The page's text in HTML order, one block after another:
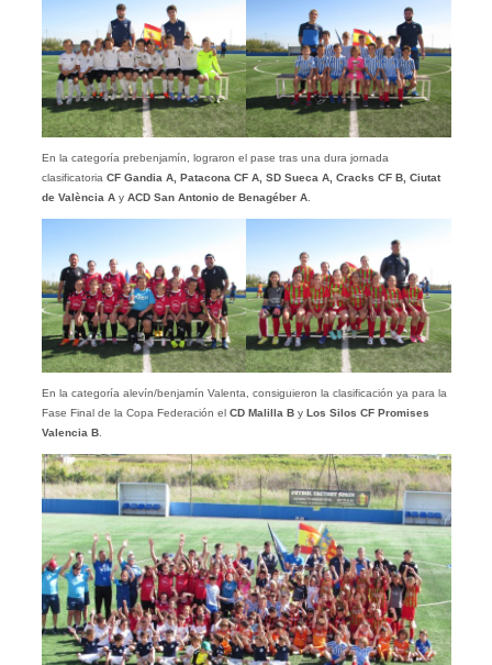
En la categoría prebenjamín, lograron el pase tras una dura jornada
clasificatoria CF Gandia A, Patacona CF A, SD Sueca A, Cracks CF B, Ciutat
de València Ay ACD San Antonio de Benagéber A.
En la categoría alevín/benjamín Valenta, consiguieron la clasificación ya para la
Fase Final de la Copa Federación el CD Malilla ByLos Silos CF Promises
Valencia B.